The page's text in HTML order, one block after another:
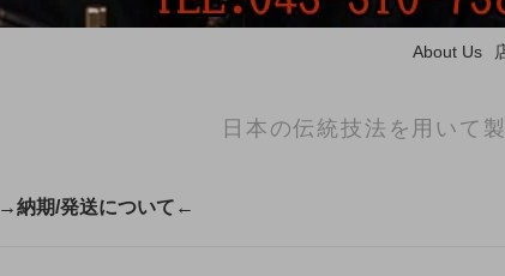
About Us
日本の伝統技法を用いて
→納期/発送について←